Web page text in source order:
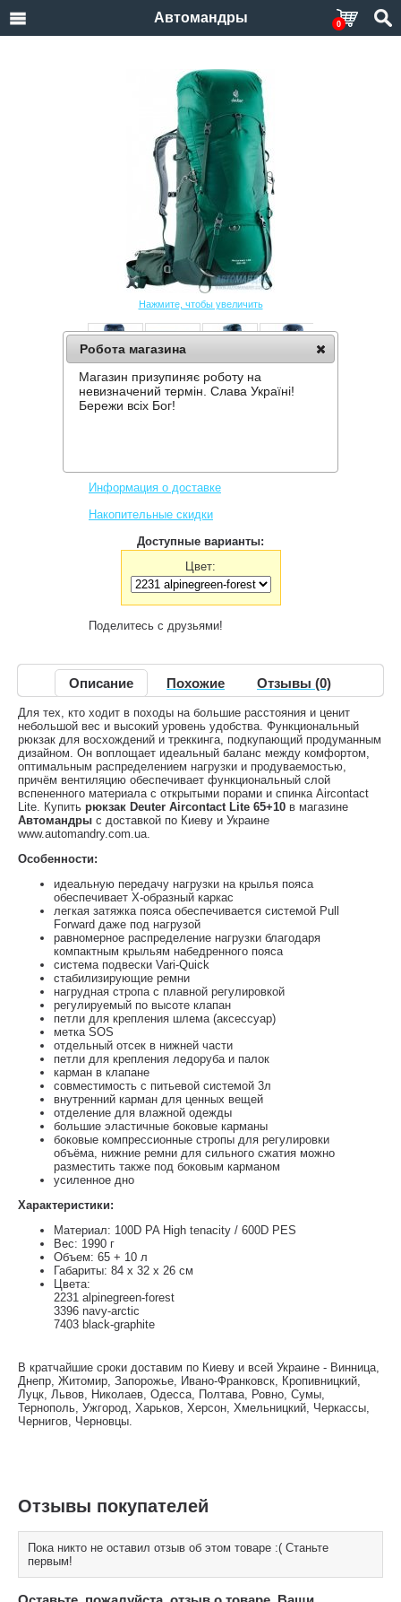
Автомандры 0
Нажмите, чтобы увеличить
РЮКЗАК DEUTER AIRCONTACT LITE 65+10
Информация о доставке
Накопительные скидки
Доступные варианты:
Цвет:
Поделитесь с друзьями!
Описание Похожие Отзывы (0)
Для тех, кто ходит в походы на большие расстояния и ценит
небольшой вес и высокий уровень удобства. Функциональный
рюкзак для восхождений и треккинга, подкупающий продуманным
дизайном. Он воплощает идеальный баланс между комфортом,
оптимальным распределением нагрузки и продуваемостью,
причём вентиляцию обеспечивает функциональный слой
вспененного материала с открытыми порами и спинка Aircontact
Lite. Купить рюкзак Deuter Aircontact Lite 65+10 в магазине
Автомандры с доставкой по Киеву и Украине
www.automandry.com.ua.
Особенности:
идеальную передачу нагрузки на крылья пояса
обеспечивает X-образный каркас
легкая затяжка пояса обеспечивается системой Pull
Forward даже под нагрузой
равномерное распределение нагрузки благодаря
компактным крыльям набедренного пояса
система подвески Vari-Quick
стабилизирующие ремни
нагрудная стропа с плавной регулировкой
регулируемый по высоте клапан
петли для крепления шлема (аксессуар)
метка SOS
отдельный отсек в нижней части
петли для крепления ледоруба и палок
карман в клапане
совместимость с питьевой системой 3л
внутренний карман для ценных вещей
отделение для влажной одежды
большие эластичные боковые карманы
боковые компрессионные стропы для регулировки
объёма, нижние ремни для сильного сжатия можно
разместить также под боковым карманом
усиленное дно
Характеристики:
Материал: 100D PA High tenacity / 600D PES
Вес: 1990 г
Объем: 65 + 10 л
Габариты: 84 x 32 x 26 см
Цвета:
2231 alpinegreen-forest
3396 navy-arctic
7403 black-graphite
В кратчайшие сроки доставим по Киеву и всей Украине - Винница,
Днепр, Житомир, Запорожье, Ивано-Франковск, Кропивницкий,
Луцк, Львов, Николаев, Одесса, Полтава, Ровно, Сумы,
Тернополь, Ужгород, Харьков, Херсон, Хмельницкий, Черкассы,
Чернигов, Черновцы.
Отзывы покупателей
Пока никто не оставил отзыв об этом товаре :( Станьте
первым!
Робота магазина
Магазин призупиняє роботу на
невизначений термін. Слава Україні!
Бережи всіх Бог!